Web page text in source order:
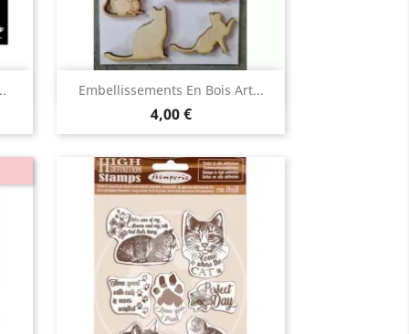
Embellissements En Bois Art...
4,00 €
Aperçu rapide